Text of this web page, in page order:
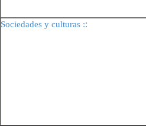
Sociedades y culturas ::